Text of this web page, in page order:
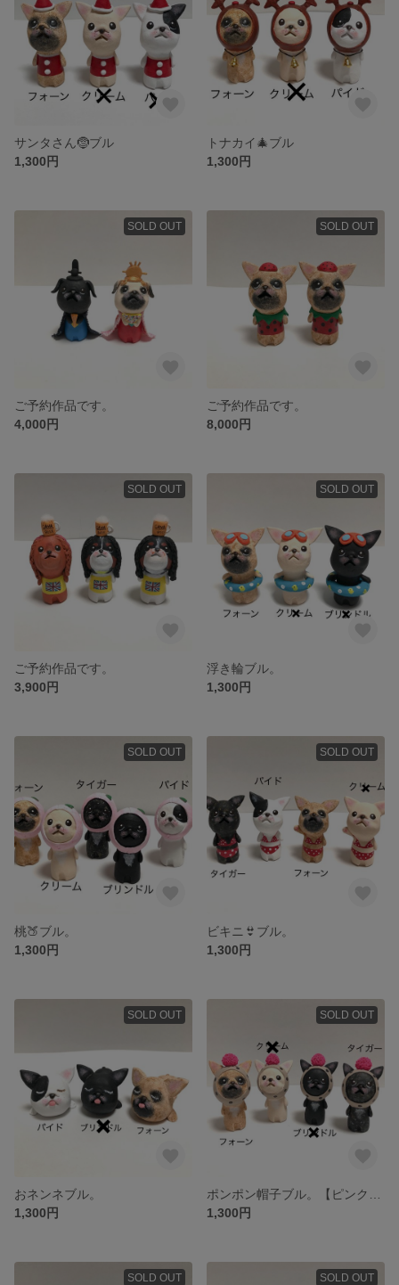
サンタさん🤶ブル
1,300円
トナカイ🎄ブル
1,300円
SOLD OUT
ご予約作品です。
4,000円
SOLD OUT
ご予約作品です。
8,000円
SOLD OUT
ご予約作品です。
3,900円
SOLD OUT
浮き輪ブル。
1,300円
SOLD OUT
桃🍑ブル。
1,300円
SOLD OUT
ビキニ👙ブル。
1,300円
SOLD OUT
おネンネブル。
1,300円
SOLD OUT
1,300円
SOLD OUT SOLD OUT